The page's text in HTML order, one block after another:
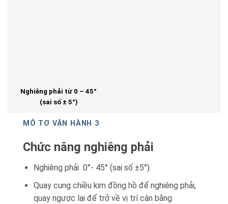
MÔ TƠ VẬN HÀNH 3
Chức năng nghiêng phải
Nghiêng phải 0°- 45° (sai số ±5°).
Quay cung chiều kim đồng hồ để nghiêng phải,
quay ngược lại để trở về vị trí cân bằng
Nghiêng phải từ 0 – 45°
(sai số ± 5°)